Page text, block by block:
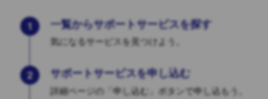
1 一覧からサポートサービスを探す
気になるサービスを見つけよう。
2 サポートサービスを申し込む
詳細ページの「申し込む」ボタンで申し込もう。